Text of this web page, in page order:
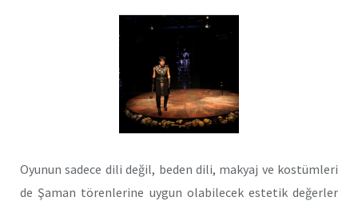
Oyunun sadece dili değil, beden dili, makyaj ve kostümleri
de Şaman törenlerine uygun olabilecek estetik değerler